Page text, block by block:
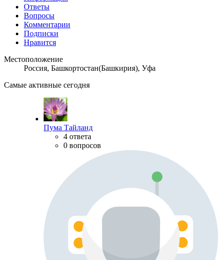
Ответы
Вопросы
Комментарии
Подписки
Нравится
Местоположение
Россия, Башкортостан(Башкирия), Уфа
Самые активные сегодня
Пума Тайланд
4 ответа
0 вопросов